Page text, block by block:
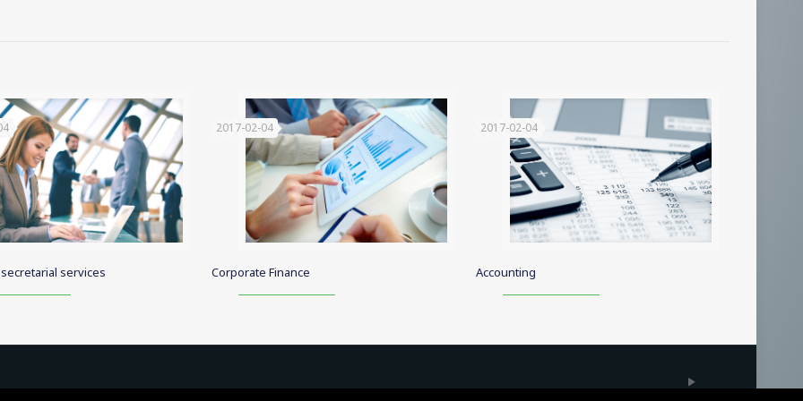
services
2017-02-04
Corporate Finance
2017-02-04
Accounting